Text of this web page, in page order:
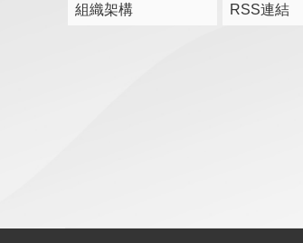
組織架構
RSS連結